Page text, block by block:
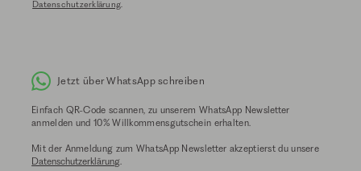
Datenschutzerklärung.
Jetzt über WhatsApp schreiben
Einfach QR-Code scannen, zu unserem WhatsApp Newsletter
anmelden und 10% Willkommensgutschein erhalten.
Mit der Anmeldung zum WhatsApp Newsletter akzeptierst du unsere
Datenschutzerklärung.